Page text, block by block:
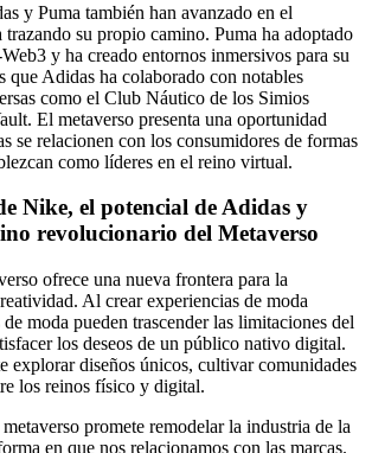
y Puma también han avanzado en el
trazando su propio camino. Puma ha adoptado
y ha creado entornos inmersivos para su
que Adidas ha colaborado con notables
como el Club Náutico de los Simios
El metaverso presenta una oportunidad
se relacionen con los consumidores de formas
como líderes en el reino virtual.
Nike, el potencial de Adidas y
revolucionario del Metaverso
ofrece una nueva frontera para la
Al crear experiencias de moda
moda pueden trascender las limitaciones del
los deseos de un público nativo digital.
explorar diseños únicos, cultivar comunidades
los reinos físico y digital.
promete remodelar la industria de la
en que nos relacionamos con las marcas.